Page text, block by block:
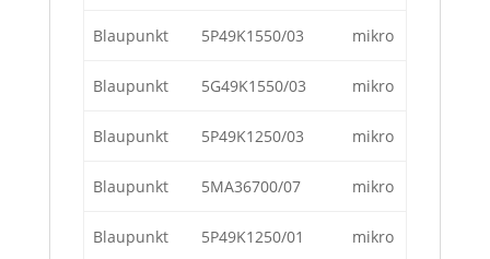
Blaupunkt 5P49K1550/03 mikro
Blaupunkt 5G49K1550/03 mikro
Blaupunkt 5P49K1250/03 mikro
Blaupunkt 5MA36700/07 mikro
Blaupunkt 5P49K1250/01 mikro